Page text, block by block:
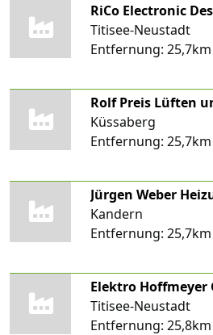
RiCo Electronic
Titisee-Neustadt
Entfernung: 25,7km
Rolf Preis Lüften
Küssaberg
Entfernung: 25,7km
Kandern
Entfernung: 25,7km
Elektro Hoffmeyer
Titisee-Neustadt
Entfernung: 25,8km